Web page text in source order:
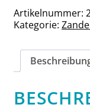
Unicorn
Menge
Artikelnummer:
Kategorie: